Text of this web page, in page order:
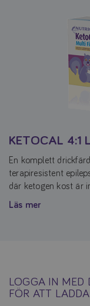
KETOCAL 4:1
En komplett
terapiresistent
där ketogen kost är
Läs mer
LOGGA IN MED
FÖR ATT